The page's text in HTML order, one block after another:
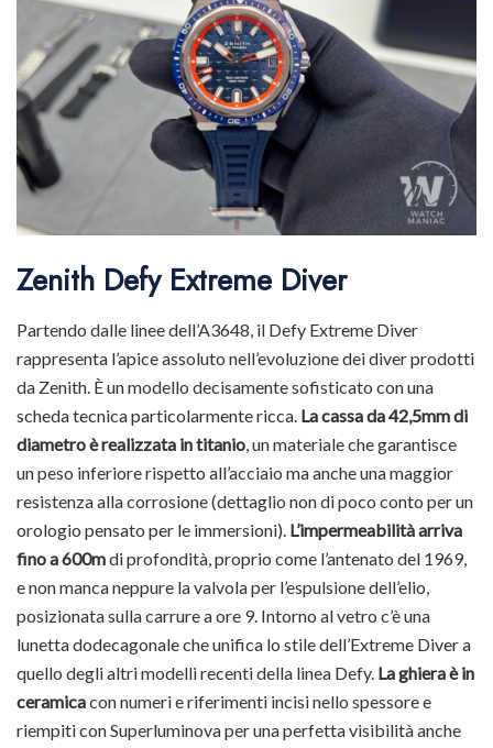
Zenith Defy Extreme Diver
Partendo dalle linee dell’A3648, il Defy Extreme Diver
rappresenta l’apice assoluto nell’evoluzione dei diver prodotti
da Zenith. È un modello decisamente sofisticato con una
scheda tecnica particolarmente ricca. La cassa da 42,5mm di
diametro è realizzata in titanio , un materiale che garantisce
un peso inferiore rispetto all’acciaio ma anche una maggior
resistenza alla corrosione (dettaglio non di poco conto per un
orologio pensato per le immersioni). L’impermeabilità arriva
fino a 600mdi profondità, proprio come l’antenato del 1969,
e non manca neppure la valvola per l’espulsione dell’elio,
posizionata sulla carrure a ore 9. Intorno al vetro c’è una
lunetta dodecagonale che unifica lo stile dell’Extreme Diver a
quello degli altri modelli recenti della linea Defy. La ghiera è in
ceramicacon numeri e riferimenti incisi nello spessore e
riempiti con Superluminova per una perfetta visibilità anche